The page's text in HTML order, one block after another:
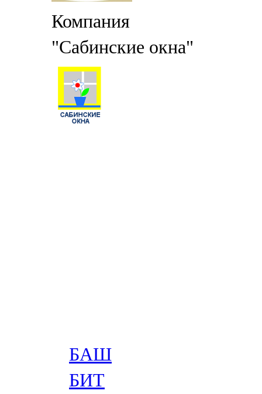
Компания
"Сабинские окна"
БАШ
БИТ